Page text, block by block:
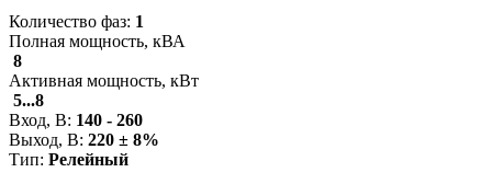
Количество фаз: 1
Полная мощность, кВА
8
Активная мощность, кВт
5...8
Вход, В: 140 - 260
Выход, В: 220 ± 8%
Тип: Релейный